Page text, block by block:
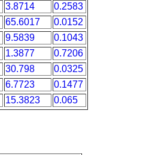
3.8714
0.2583
65.6017
0.0152
9.5839
0.1043
1.3877
0.7206
30.798
0.0325
6.7723
0.1477
15.3823 0.065